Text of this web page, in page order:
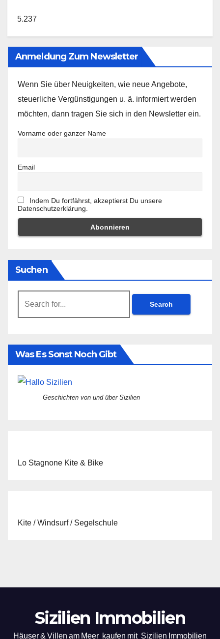
5.237
Anmeldung Zum Newsletter
Wenn Sie über Neuigkeiten, wie neue Angebote,
steuerliche Vergünstigungen u. ä. informiert werden
möchten, dann tragen Sie sich in den Newsletter ein.
Vorname oder ganzer Name
Email
Indem Du fortfährst, akzeptierst Du unsere
Datenschutzerklärung.
Suchen
Was Es Sonst Noch Gibt
Geschichten von und über Sizilien
Lo Stagnone Kite & Bike
Kite / Windsurf / Segelschule
Sizilien Immobilien
Häuser & Villen am Meer kaufen mit Sizilien Immobilien